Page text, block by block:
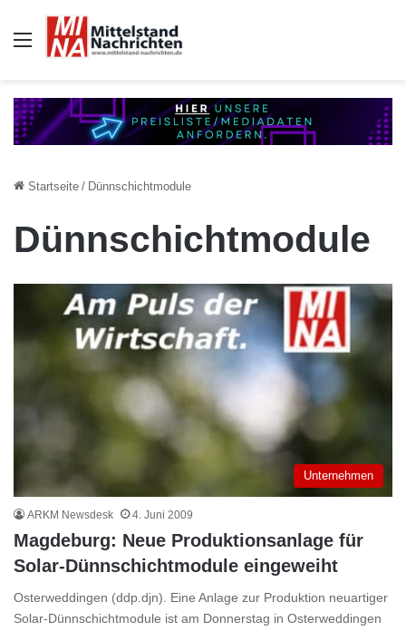
Auswahl
Startseite / Dünnschichtmodule
Dünnschichtmodule
Unternehmen
ARKM Newsdesk 4. Juni 2009
Magdeburg: Neue Produktionsanlage für
Solar-Dünnschichtmodule eingeweiht
Osterweddingen (ddp.djn). Eine Anlage zur Produktion neuartiger
Solar-Dünnschichtmodule ist am Donnerstag in Osterweddingen